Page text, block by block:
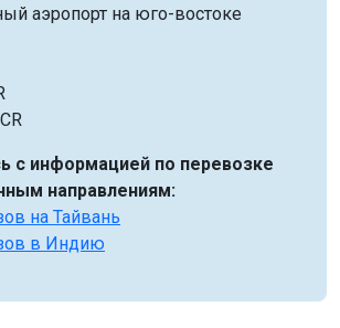
аэропорт на юго-востоке
с информацией по перевозке
направлениям:
на Тайвань
в Индию